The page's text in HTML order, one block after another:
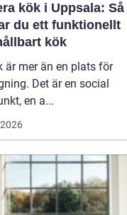
kök i Uppsala: Så
du ett funktionellt
kök
är mer än en plats för
Det är en social
en a...